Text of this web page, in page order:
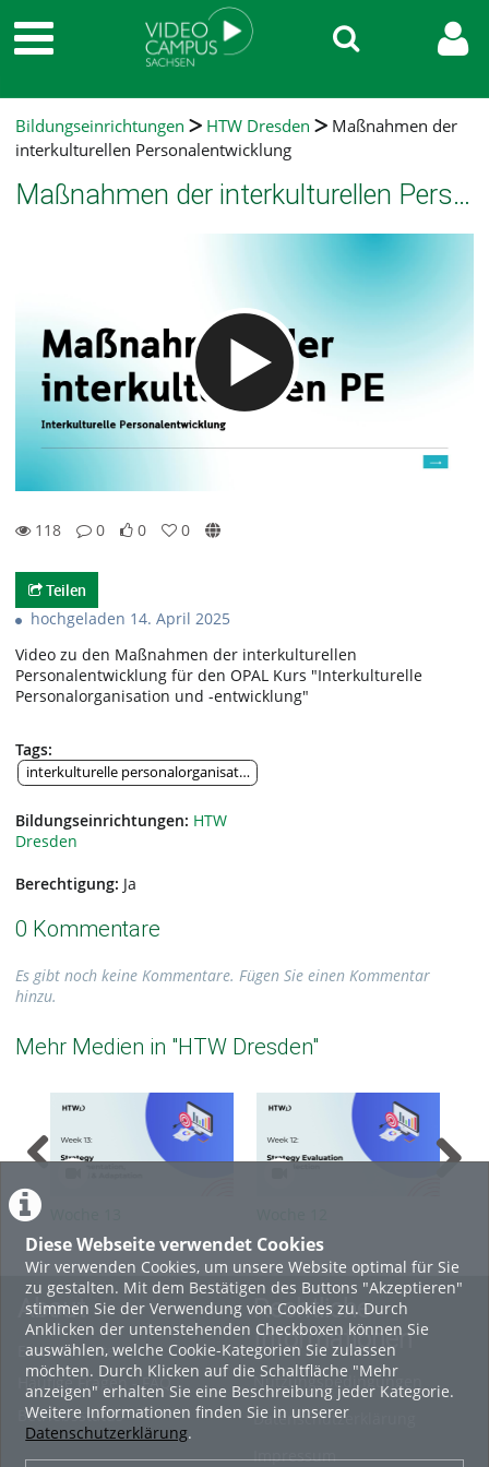
Diese Webseite verwendet Cookies
Wir verwenden Cookies, um unsere Website optimal für Sie
zu gestalten. Mit dem Bestätigen des Buttons "Akzeptieren"
stimmen Sie der Verwendung von Cookies zu. Durch
Anklicken der untenstehenden Checkboxen können Sie
auswählen, welche Cookie-Kategorien Sie zulassen
möchten. Durch Klicken auf die Schaltfläche "Mehr
anzeigen" erhalten Sie eine Beschreibung jeder Kategorie.
Weitere Informationen finden Sie in unserer
Datenschutzerklärung.
Bildungseinrichtungen HTW Dresden
Maßnahmen der
interkulturellen Personalentwicklung
Maßnahmen der interkulturellen Personalentwicklung
118
0
0
0
Teilen
hochgeladen 14. April 2025
Video zu den Maßnahmen der interkulturellen
Personalentwicklung für den OPAL Kurs "Interkulturelle
Personalorganisation und -entwicklung"
Tags:
interkulturelle personalorganisation und -entwicklung
Bildungseinrichtungen: HTW
Dresden
Berechtigung: Ja
0 Kommentare
Es gibt noch keine Kommentare. Fügen Sie einen Kommentar
hinzu.
Mehr Medien in "HTW Dresden"
About
Erste Schritte
Häufige Fragen - FAQ
Betriebsstatus
Rechtliche
Informationen
Nutzungsbedingungen
Datenschutzerklärung
Impressum